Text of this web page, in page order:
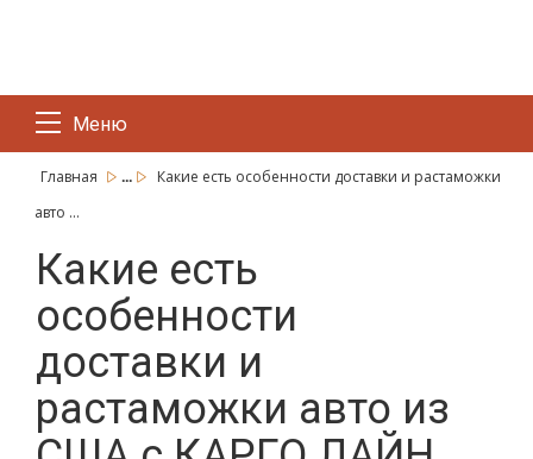
Меню
Главная ...
Какие есть особенности доставки и растаможки
авто ...
Какие есть
особенности
доставки и
растаможки авто из